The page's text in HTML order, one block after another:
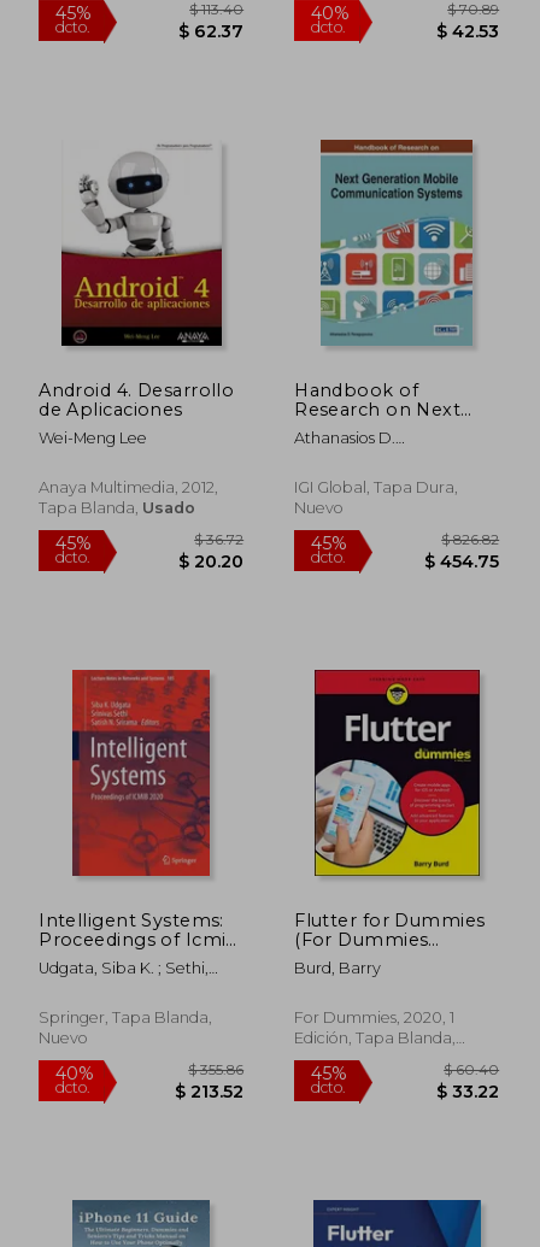
45%
dcto. $ 62.37
40%
dcto.
Android 4. Desarrollo
de Aplicaciones
Wei-Meng Lee
Anaya Multimedia, 2012,
Tapa Blanda, Usado
45%
$ 20.20
Handbook of
Research on Next
Generation Mobile
Communication
Wireless
Technologies and
Athanasios D.
IGI Global, Tapa Dura,
Nuevo
45%
dcto.
Intelligent Systems:
Proceedings of Icmib
2020 (en Inglés)
Udgata, Siba K. ; Sethi,
Springer, Tapa Blanda,
Nuevo
Flutter for Dummies
(For Dummies
(Computer (en
Inglés)
Burd, Barry
For Dummies, 2020, 1
Edición, Tapa Blanda,
Nuevo